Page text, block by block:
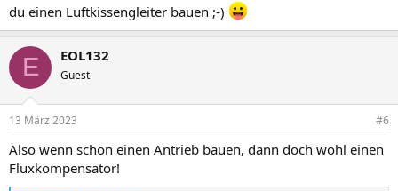
du einen Luftkissengleiter bauen ;-)
E EOL132
Guest
13 März 2023 #6
Also wenn schon einen Antrieb bauen, dann doch wohl einen
Fluxkompensator!